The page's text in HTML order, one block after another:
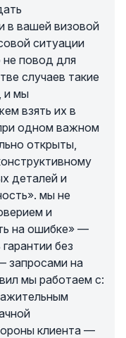
в вашей визовой
ситуации
повод для
случаев такие
и мы
взять их в
одном важном
открыты,
деталей и
мы не
и
на ошибке» —
без
запросами на
мы работаем с:
клиента —